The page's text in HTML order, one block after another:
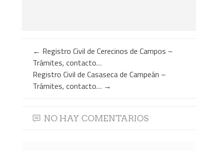
← Registro Civil de Cerecinos de Campos –
Trámites, contacto…
Registro Civil de Casaseca de Campeán –
Trámites, contacto… →
NO HAY COMENTARIOS